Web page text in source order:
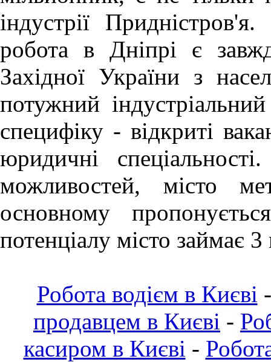
індустрії
робота в Дніпрі є
Західної України з
потужний
специфіку - відкриті
юридичні
можливостей, місто
основному
потенціалу місто займає 3
Робота водієм в Києві
продавцем в Києві -
касиром в Києві -